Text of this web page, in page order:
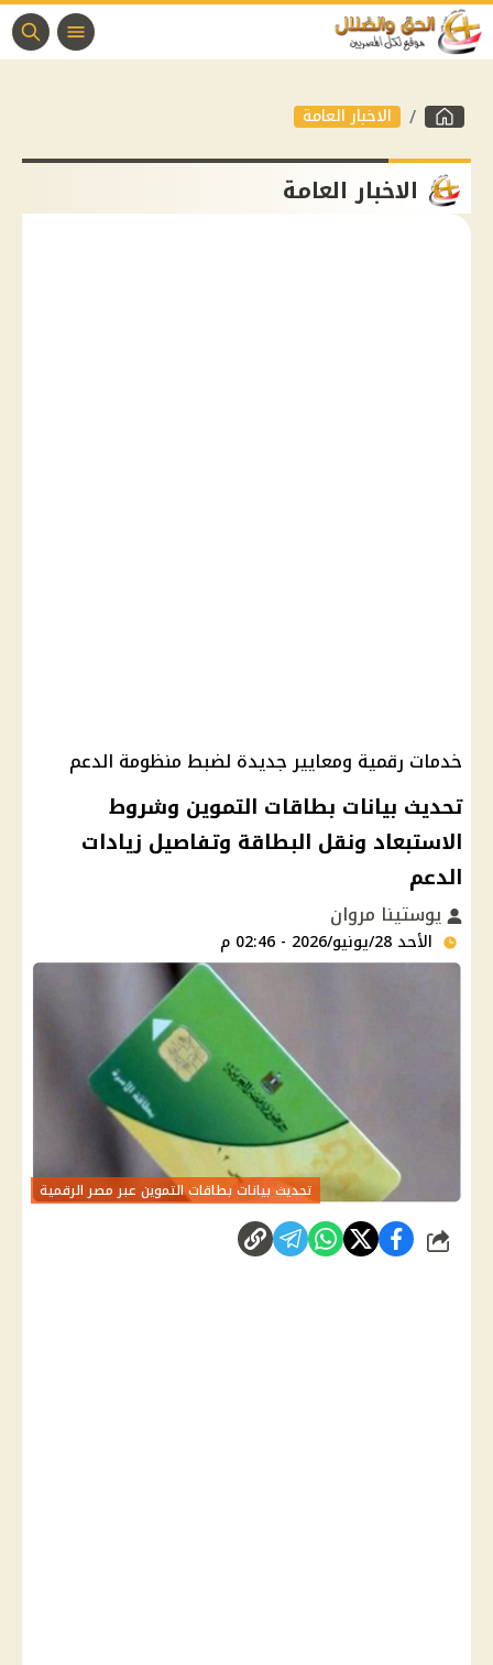
الاخبار العامة
الاخبار العامة
خدمات رقمية ومعايير جديدة لضبط منظومة الدعم
تحديث بيانات بطاقات التموين وشروط
الاستبعاد ونقل البطاقة وتفاصيل زيادات
الدعم
يوستينا مروان
الأحد 28/يونيو/2026 - 02:46 م
تحديث بيانات بطاقات التموين عبر مصر الرقمية
شارك